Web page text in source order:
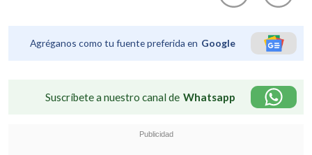
Agréganos como tu fuente preferida en Google
Suscríbete a nuestro canal de Whatsapp